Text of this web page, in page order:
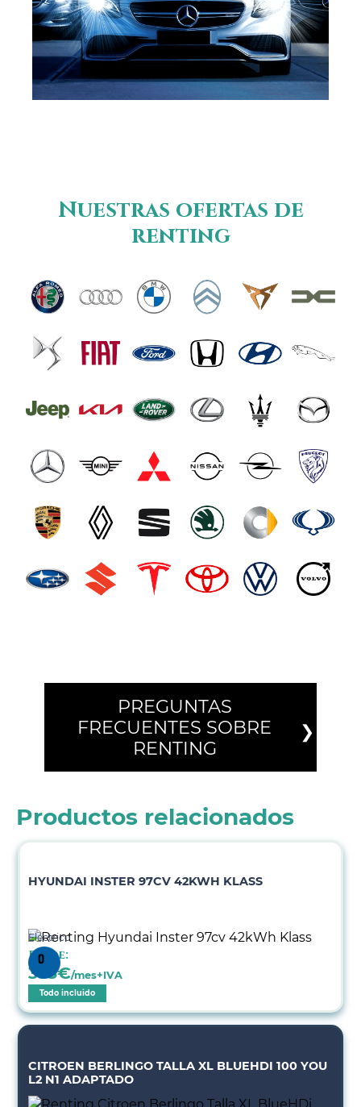
Nuestras ofertas de
renting
PREGUNTAS
FRECUENTES SOBRE
RENTING
Productos relacionados
HYUNDAI INSTER 97CV 42KWH KLASS
Eléctrico
Desde:
353€/mes+IVA
Todo incluido
CITROEN BERLINGO TALLA XL BLUEHDI 100 YOU
L2 N1 ADAPTADO